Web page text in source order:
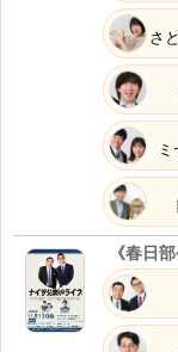
19:00開
『ほし
ィスコ)
9.12
07:45
07:45
NHKE
ィスコ)
2026 9.19
さ
《春日